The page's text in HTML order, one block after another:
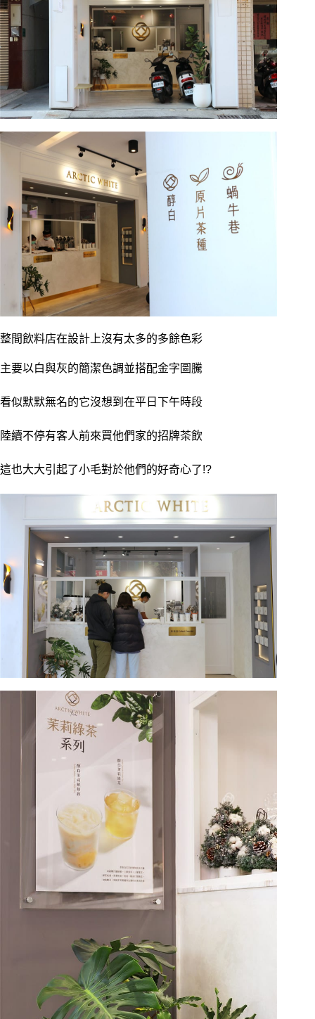
整間飲料店在設計上沒有太多的多餘色彩
主要以白與灰的簡潔色調並搭配金字圖騰
看似默默無名的它沒想到在平日下午時段
陸續不停有客人前來買他們家的招牌茶飲
這也大大引起了小毛對於他們的好奇心了!?